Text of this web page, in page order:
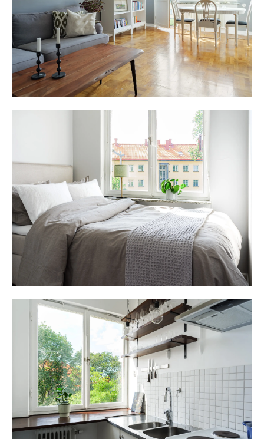
sjöutsikt och utsikt mot Fredhäll, Traneberg och delar av
Solna. Boendeparkering på gatan, 500 kr/månad.